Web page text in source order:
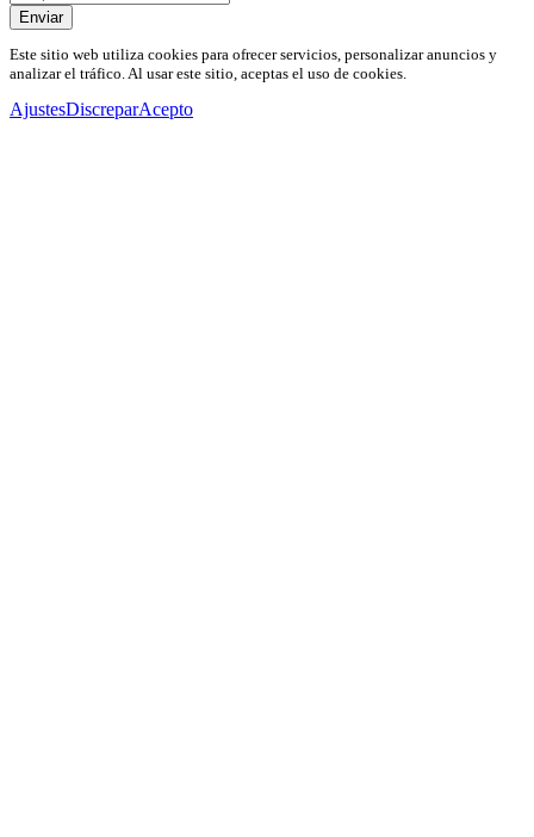
Enviar
Este sitio web utiliza cookies para ofrecer servicios, personalizar anuncios y
analizar el tráfico. Al usar este sitio, aceptas el uso de cookies.
AjustesDiscreparAcepto